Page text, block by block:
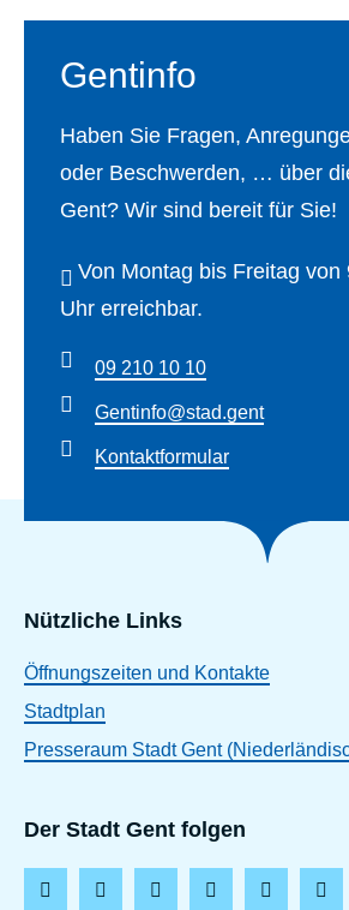
Gentinfo
Haben Sie Fragen,
oder Beschwerden, … über
Gent? Wir sind bereit für Sie!
Von Montag bis Freitag von
Uhr erreichbar.
09 210 10 10
Gentinfo@stad.gent
Kontaktformular
Nützliche Links
Öffnungszeiten und Kontakte
Stadtplan
Presseraum Stadt Gent
Der Stadt Gent folgen